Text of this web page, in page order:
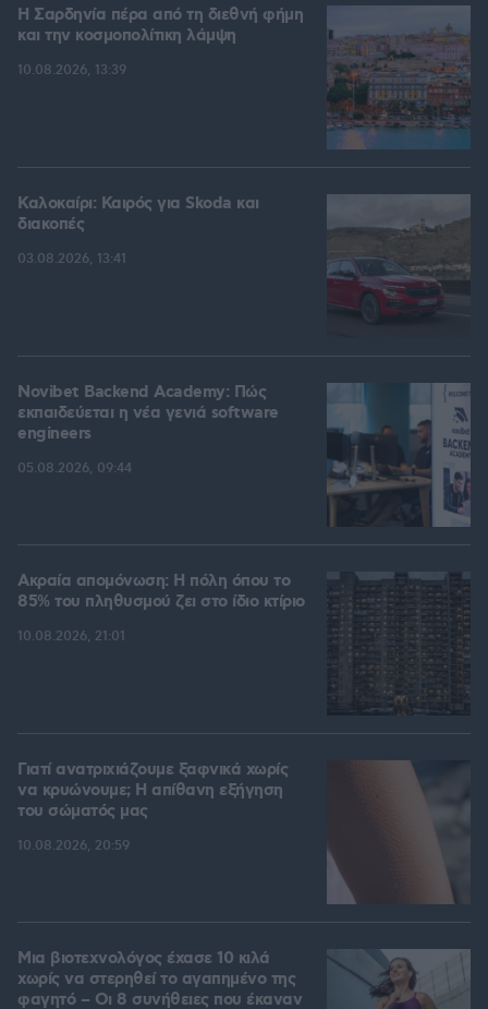
Η Σαρδηνία πέρα από τη διεθνή φήμη
και την κοσμοπολίτικη λάμψη
10.08.2026, 13:39
Καλοκαίρι: Καιρός για Skoda και
διακοπές
03.08.2026, 13:41
Novibet Backend Academy: Πώς
εκπαιδεύεται η νέα γενιά software
engineers
05.08.2026, 09:44
Ακραία απομόνωση: Η πόλη όπου το
85% του πληθυσμού ζει στο ίδιο κτίριο
10.08.2026, 21:01
Γιατί ανατριχιάζουμε ξαφνικά χωρίς
να κρυώνουμε; Η απίθανη εξήγηση
του σώματός μας
10.08.2026, 20:59
Μια βιοτεχνολόγος έχασε 10 κιλά
χωρίς να στερηθεί το αγαπημένο της
φαγητό – Οι 8 συνήθειες που έκαναν